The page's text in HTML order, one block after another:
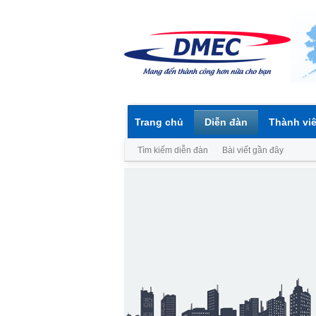
Trang chủ Diễn đàn
Tìm kiếm diễn đàn Bài viết gần đây
Thành